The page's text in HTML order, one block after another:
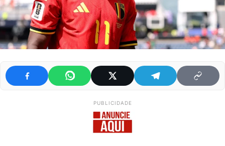
PUBLICIDADE